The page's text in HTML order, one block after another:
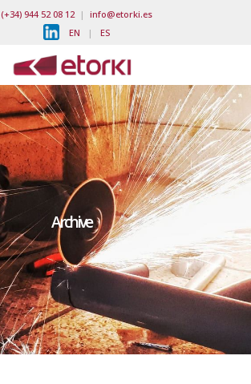
(+34) 944 52 08 12| info@etorki.es
EN | ES
Archive